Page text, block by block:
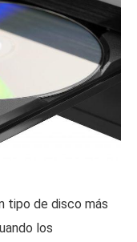
tipo de disco más
los